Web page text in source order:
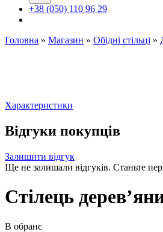
+38 (050) 110 96 29
Головна » Магазин » Обідні стільці »
Характеристики
Відгуки покупців
Залишити відгук
Ще не залишали відгуків. Станьте
Стілець
В обранє